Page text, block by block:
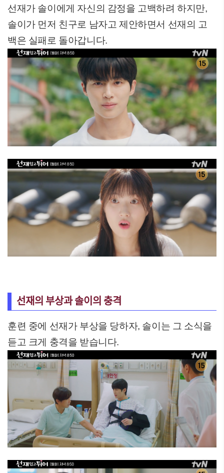
선재가 솔이에게 자신의 감정을 고백하려 하지만,
솔이가 먼저 친구로 남자고 제안하면서 선재의 고
백은 실패로 돌아갑니다.
선재의 부상과 솔이의 충격
훈련 중에 선재가 부상을 당하자, 솔이는 그 소식을
듣고 크게 충격을 받습니다.